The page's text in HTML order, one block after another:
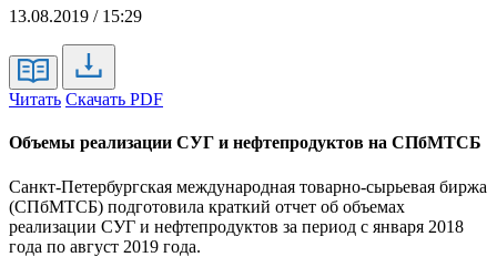
13.08.2019 / 15:29
Читать Скачать PDF
Объемы реализации СУГ и нефтепродуктов на СПбМТСБ
Санкт-Петербургская международная товарно-сырьевая биржа
(СПбМТСБ) подготовила краткий отчет об объемах
реализации СУГ и нефтепродуктов за период с января 2018
года по август 2019 года.